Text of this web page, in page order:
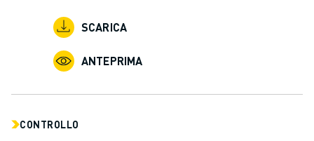
SCARICA
ANTEPRIMA
CONTROLLO